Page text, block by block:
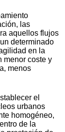
las
aquellos flujos
determinado
en la
menor coste y
menos
el
urbanos
homogéneo,
de la